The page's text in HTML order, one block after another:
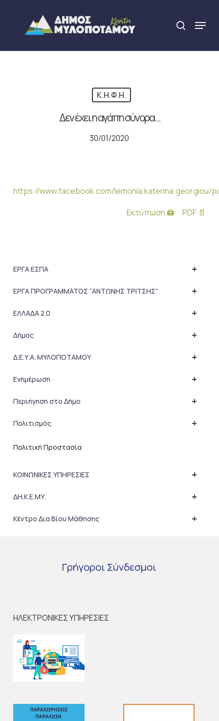
content
search
Menu
Κ.Η.Φ.Η.
Δεν έχει η αγάπη σύνορα…
30/01/2020
https://www.facebook.com/lemonia.katerina.georgiou/
Εκτύπωση 🖨
PDF 📄
+
ΕΡΓΑ ΕΣΠΑ
+
ΕΡΓΑ ΠΡΟΓΡΑΜΜΑΤΟΣ “ΑΝΤΩΝΗΣ ΤΡΙΤΣΗΣ”
+
ΕΛΛΑΔΑ 2.0
+
Δήμος
+
Δ.Ε.Υ.Α. ΜΥΛΟΠΟΤΑΜΟΥ
+
Ενημέρωση
+
Περιήγηση στο Δήμο
+
Πολιτισμός
Πολιτική Προστασία
+
ΚΟΙΝΩΝΙΚΕΣ ΥΠΗΡΕΣΙΕΣ
+
ΔΗ.Κ.Ε.ΜΥ.
+
Κέντρο Δια Βίου Μάθησης
Γρήγοροι Σύνδεσμοι
ΗΛΕΚΤΡΟΝΙΚΕΣ ΥΠΗΡΕΣΙΕΣ
Close